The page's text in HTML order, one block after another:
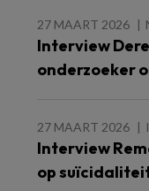
27 MAART 2026
Interview
onderzoeker
27 MAART 2026
Interview
op